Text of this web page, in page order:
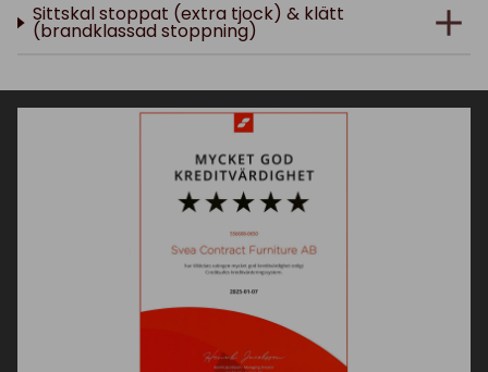
Sittskal stoppat (extra tjock) & klätt
(brandklassad stoppning)